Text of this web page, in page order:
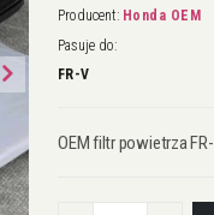
Producent: Honda OEM
Pasuje do:
FR-V
OEM filtr powietrza